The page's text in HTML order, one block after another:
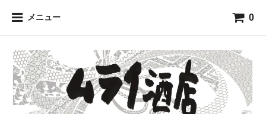
メニュー 0